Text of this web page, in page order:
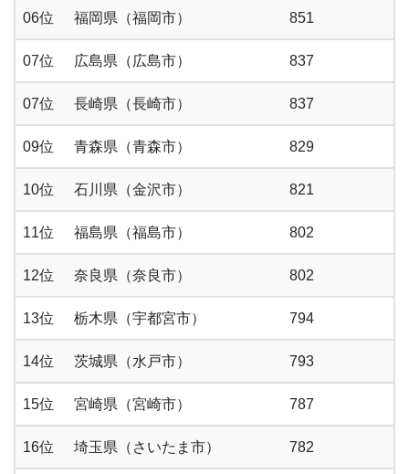
06位 福岡県（福岡市） 851
07位 広島県（広島市） 837
07位 長崎県（長崎市） 837
09位 青森県（青森市） 829
10位 石川県（金沢市） 821
11位 福島県（福島市） 802
12位 奈良県（奈良市） 802
13位 栃木県（宇都宮市） 794
14位 茨城県（水戸市） 793
15位 宮崎県（宮崎市） 787
16位 埼玉県（さいたま市） 782